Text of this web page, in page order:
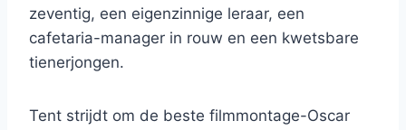
zeventig, een eigenzinnige leraar, een
cafetaria-manager in rouw en een kwetsbare
tienerjongen.
Tent strijdt om de beste filmmontage-Oscar